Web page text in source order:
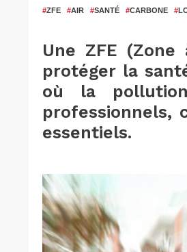
#ZFE #AIR #SANTÉ #CARBONE #
Une ZFE
protéger la
où la
professionnels,
essentiels.